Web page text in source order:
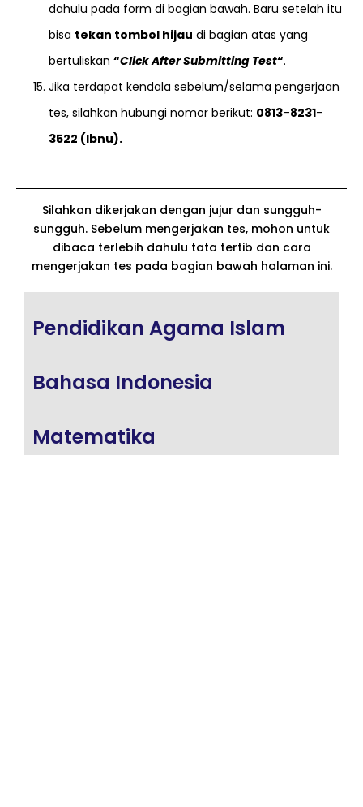
dahulu pada form di bagian bawah. Baru setelah itu
bisa tekan tombol hijau di bagian atas yang
bertuliskan “Click After Submitting Test“.
Jika terdapat kendala sebelum/selama pengerjaan
tes, silahkan hubungi nomor berikut: 0813–8231–
3522 (Ibnu).
Silahkan dikerjakan dengan jujur dan sungguh-
sungguh. Sebelum mengerjakan tes, mohon untuk
dibaca terlebih dahulu tata tertib dan cara
mengerjakan tes pada bagian bawah halaman ini.
Pendidikan Agama Islam
Bahasa Indonesia
Matematika